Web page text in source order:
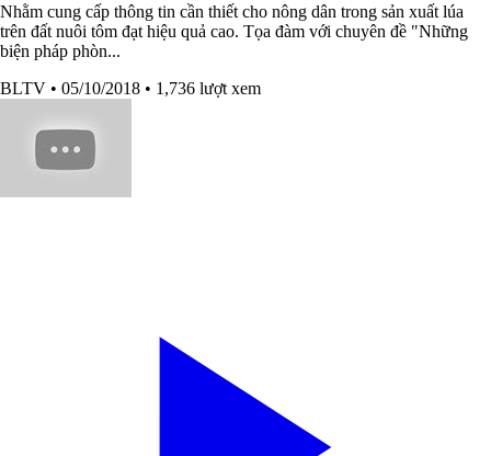
Nhằm cung cấp thông tin cần thiết cho nông dân trong sản xuất lúa
trên đất nuôi tôm đạt hiệu quả cao. Tọa đàm với chuyên đề "Những
biện pháp phòn...
BLTV • 05/10/2018 • 1,736 lượt xem